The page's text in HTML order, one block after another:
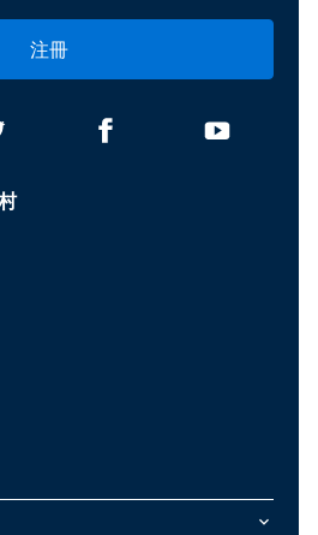
keyboard_arrow_down
注冊